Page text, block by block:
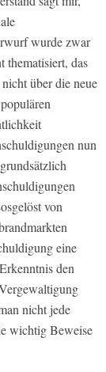
wurde zwar
thematisiert, das
über die neue
nun
von
eine
den
nicht jede
wichtig Beweise